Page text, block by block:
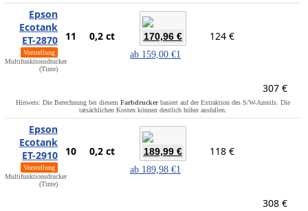
Epson
Ecotank
ET-2870
Vorstellung
Multifunktionsdrucker
(Tinte)
11 0,2 ct 170,96 €
ab 159,00 €1
124 €
307 €
Hinweis: Die Berechnung bei diesem Farbdruckerbasiert auf der Extraktion des S/W-Anteils. Die
tatsächlichen Kosten können deutlich höher ausfallen.
Epson
Ecotank
ET-2910
Vorstellung
Multifunktionsdrucker
(Tinte)
10 0,2 ct 189,99 €
ab 189,98 €1
118 €
308 €